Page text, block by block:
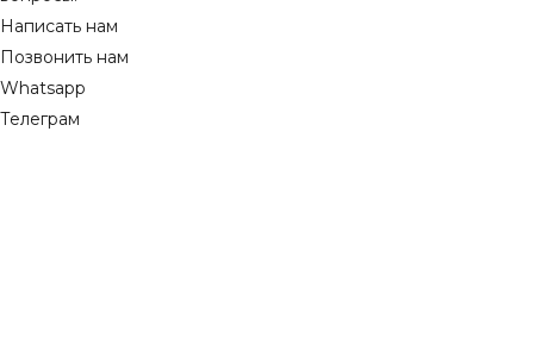
Написать нам
Позвонить нам
Whatsapp
Телеграм